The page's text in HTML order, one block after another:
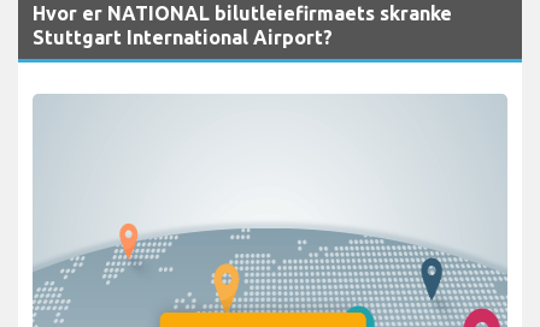
Hvor er NATIONAL bilutleiefirmaets skranke
Stuttgart International Airport?